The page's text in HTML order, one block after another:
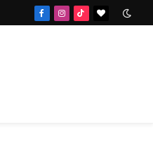
FacebookInstagram
TikTokBlogLovin